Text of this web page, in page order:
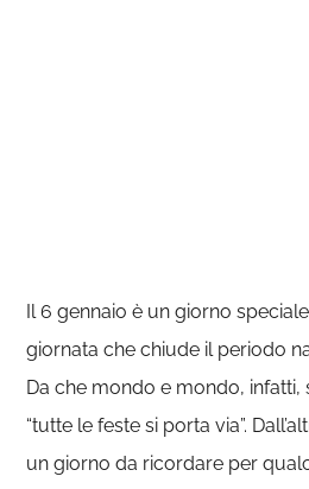
Il 6 gennaio è un giorno
giornata che chiude il periodo
Da che mondo e mondo, infatti,
“tutte le feste si porta via”.
un giorno da ricordare per